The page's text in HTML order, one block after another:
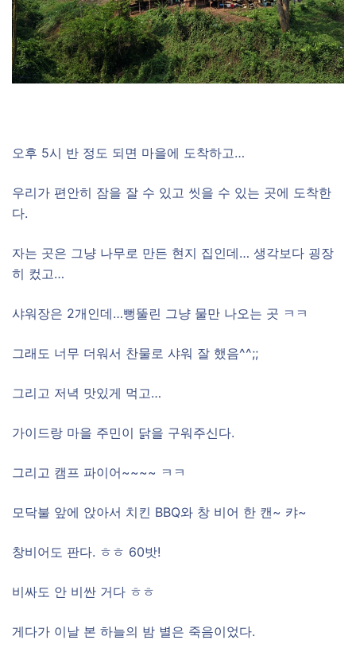
오후 5시 반 정도 되면 마을에 도착하고…
우리가 편안히 잠을 잘 수 있고 씻을 수 있는 곳에 도착한
다.
자는 곳은 그냥 나무로 만든 현지 집인데… 생각보다 굉장
히 컸고…
샤워장은 2개인데…뻥뚤린 그냥 물만 나오는 곳 ㅋㅋ
그래도 너무 더워서 찬물로 샤워 잘 했음^^;;
그리고 저녁 맛있게 먹고…
가이드랑 마을 주민이 닭을 구워주신다.
그리고 캠프 파이어~~~~ ㅋㅋ
모닥불 앞에 앉아서 치킨 BBQ와 창 비어 한 캔~ 캬~
창비어도 판다. ㅎㅎ 60밧!
비싸도 안 비싼 거다 ㅎㅎ
게다가 이날 본 하늘의 밤 별은 죽음이었다.